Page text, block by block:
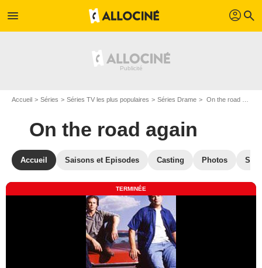
menu profil search
Accueil Séries Séries TV les plus populaires Séries Drame On the road again
On the road again
Accueil Saisons et Episodes Casting Photos
TERMINÉE